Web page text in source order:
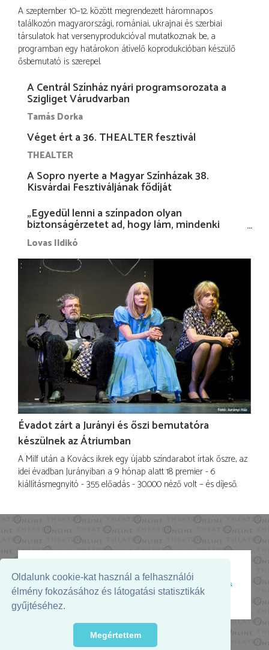
Oldalunk cookie-kat használ a felhasználói
élmény fokozásához és látogatási statisztikák
gyűjtéséhez.
Megértettem
A szeptember 10–12. között megrendezett háromnapos
találkozón magyarországi, romániai, ukrajnai és szerbiai
társulatok hat versenyprodukcióval mutatkoznak be, a
programban egy határokon átívelő koprodukcióban készülő
ősbemutató is szerepel.
A Centrál Színház nyári programsorozata a
Szigliget Várudvarban
Tamás Dorka
Véget ért a 36. THEALTER fesztivál
THEALTER
A Sopro nyerte a Magyar Színházak 38.
Kisvárdai Fesztiváljának fődíját
„Egyedül lenni a színpadon olyan
biztonságérzetet ad, hogy lám, mindenki
más nélkül is megvagyok magammal…”
Lovas Ildikó
Évadot zárt a Jurányi és őszi bemutatóra
készülnek az Átriumban
A Milf után a Kovács ikrek egy újabb színdarabot írtak őszre, az
idei évadban Jurányiban a 9 hónap alatt 18 premier - 6
kiállításmegnyitó - 355 előadás - 30.000 néző volt – és díjeső.
Az oldal megjelenését támogatja:
© 2026. - THEATER Online -theater.hu